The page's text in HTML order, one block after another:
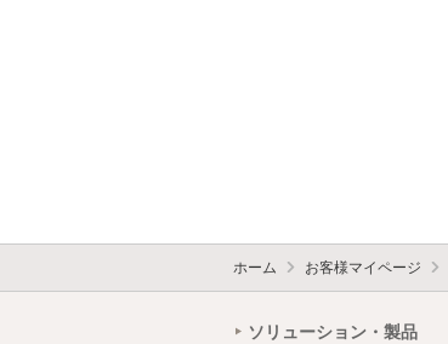
ホーム お客様マイページ
ソリューション・製品